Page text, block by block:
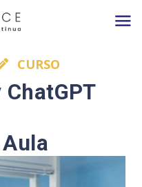
al contenido principal
CURSO